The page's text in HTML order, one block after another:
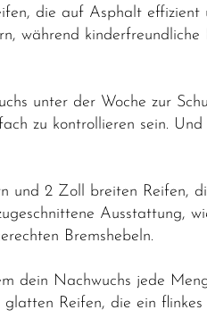
die auf Asphalt effizient
während
unter der Woche zur
zu kontrollieren sein.
und 2 Zoll breiten Reifen,
Ausstattung,
Bremshebeln.
dein Nachwuchs jede
Reifen, die ein